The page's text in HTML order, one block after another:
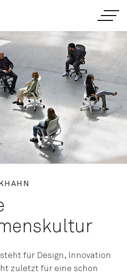
für Design, Innovation
zuletzt für eine schon